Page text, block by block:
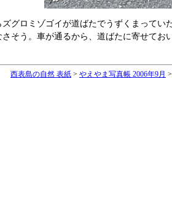
グロミゾゴイが道ばたでうずくまってい
そう。車が通るから、道ばたに寄せてお
西表島の自然 表紙 > やえやま写真帳 2006年9月